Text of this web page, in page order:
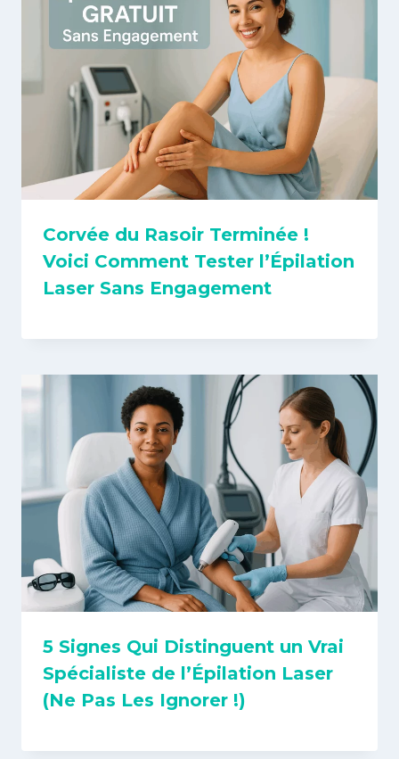
Corvée du Rasoir Terminée !
Voici Comment Tester l’Épilation
Laser Sans Engagement
5 Signes Qui Distinguent un Vrai
Spécialiste de l’Épilation Laser
(Ne Pas Les Ignorer !)